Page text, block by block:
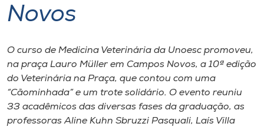
Internacionalização
I.nova
Novos
O curso de Medicina Veterinária da Unoesc promoveu,
na praça Lauro Müller em Campos Novos, a 10ª edição
do Veterinária na Praça, que contou com uma
“Cãominhada” e um trote solidário. O evento reuniu
33 acadêmicos das diversas fases da graduação, as
professoras Aline Kuhn Sbruzzi Pasquali, Laís Villa